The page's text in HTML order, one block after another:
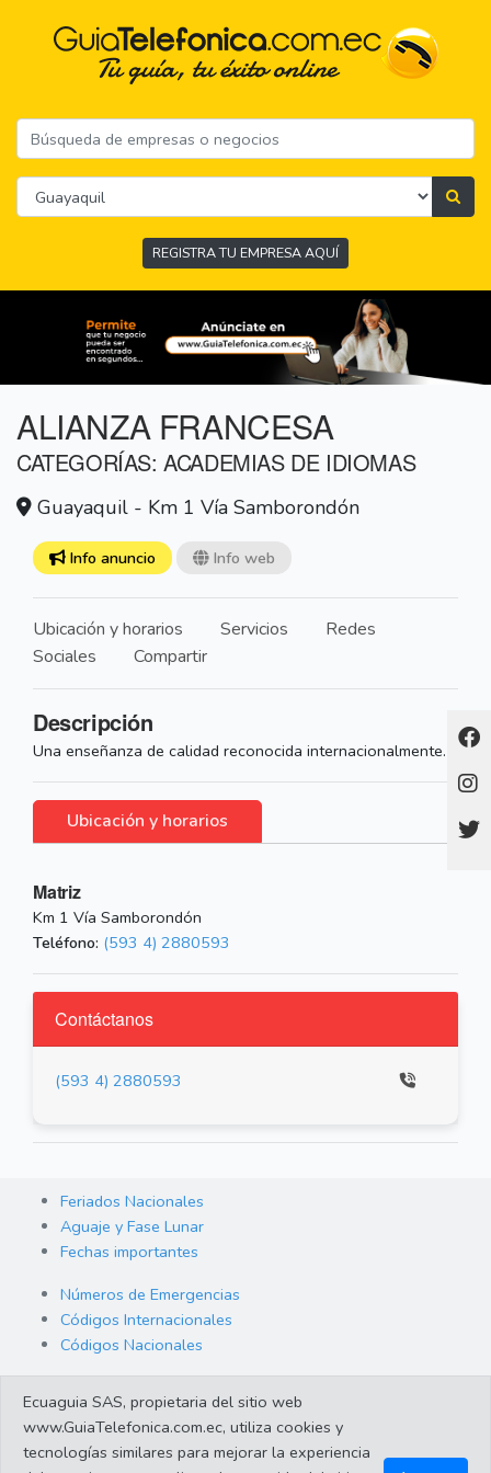
REGISTRA TU EMPRESA AQUÍ
ALIANZA FRANCESA
CATEGORÍAS: ACADEMIAS DE IDIOMAS
Guayaquil - Km 1 Vía Samborondón
Info anuncio Info web
Ubicación y horarios Servicios
Redes
Sociales
Compartir
Descripción
Una enseñanza de calidad reconocida internacionalmente.
Ubicación y horarios
Matriz
Km 1 Vía Samborondón
Teléfono: (593 4) 2880593
Contáctanos
(593 4) 2880593
Feriados Nacionales
Aguaje y Fase Lunar
Fechas importantes
Números de Emergencias
Códigos Internacionales
Códigos Nacionales
Cambio de Divisas
Enlaces de interes
Ecuaguia SAS, propietaria del sitio web
www.GuiaTelefonica.com.ec, utiliza cookies y
tecnologías similares para mejorar la experiencia